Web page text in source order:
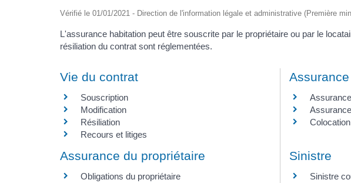
Vérifié le 01/01/2021 - Direction de l'information légale et administrative (Première
L'assurance habitation peut être souscrite par le propriétaire ou par le
résiliation du contrat sont réglementées.
Vie du contrat
Souscription
Modification
Résiliation
Recours et litiges
Colocation
Assurance du propriétaire
Obligations du propriétaire
Sinistre
Sinistre